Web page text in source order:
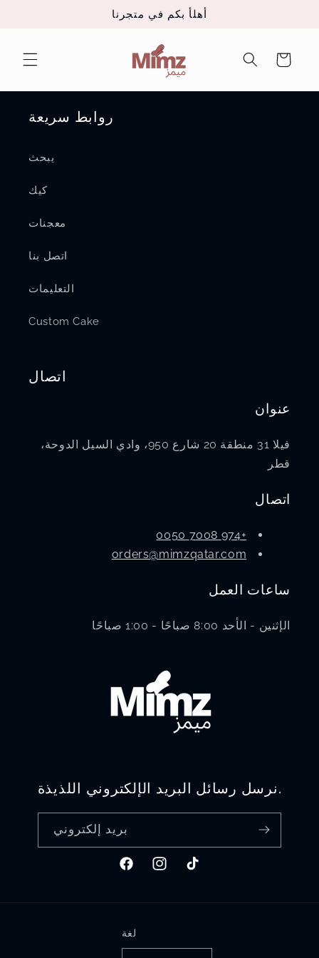
أهلأ بكم في متجرنا
عربة
التسوق
روابط سريعة
يبحث
كيك
معجنات
اتصل بنا
التعليمات
Custom Cake
اتصال
عنوان
فيلا 31 منطقة 20 شارع 950، وادي السيل الدوحة،
قطر
اتصال
+974 7008 0050
orders@mimzqatar.com
ساعات العمل
الإثنين - الأحد 8:00 صباحًا - 1:00 صباحًا
نرسل رسائل البريد الإلكتروني اللذيذة.
بريد إلكتروني
فيسبوكانستغرامتيك
لغة